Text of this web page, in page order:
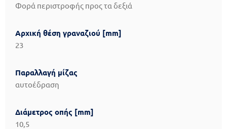
Φορά περιστροφής προς τα δεξιά
Αρχική θέση γραναζιού [mm]
23
Παραλλαγή μίζας
αυτοέδραση
Διάμετρος οπής [mm]
10,5